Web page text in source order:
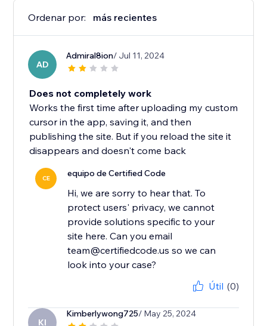
Ordenar por: más recientes
AD
Admiral8ion/ Jul 11, 2024
Does not completely work
Works the first time after uploading my custom
cursor in the app, saving it, and then
publishing the site. But if you reload the site it
disappears and doesn't come back
CE equipo de Certified Code
Hi, we are sorry to hear that. To
protect users' privacy, we cannot
provide solutions specific to your
site here. Can you email
team@certifiedcode.us so we can
look into your case?
Útil (0)
KI
Kimberlywong725/ May 25, 2024